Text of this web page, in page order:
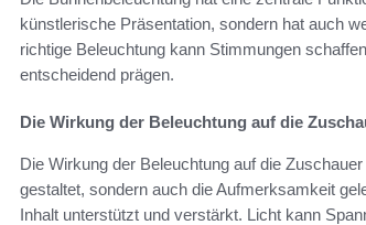
künstlerische Präsentation, sondern hat auch
richtige Beleuchtung kann Stimmungen
entscheidend prägen.
Die Wirkung der Beleuchtung auf die
Die Wirkung der Beleuchtung auf die
gestaltet, sondern auch die Aufmerksamkeit
Inhalt unterstützt und verstärkt. Licht kann